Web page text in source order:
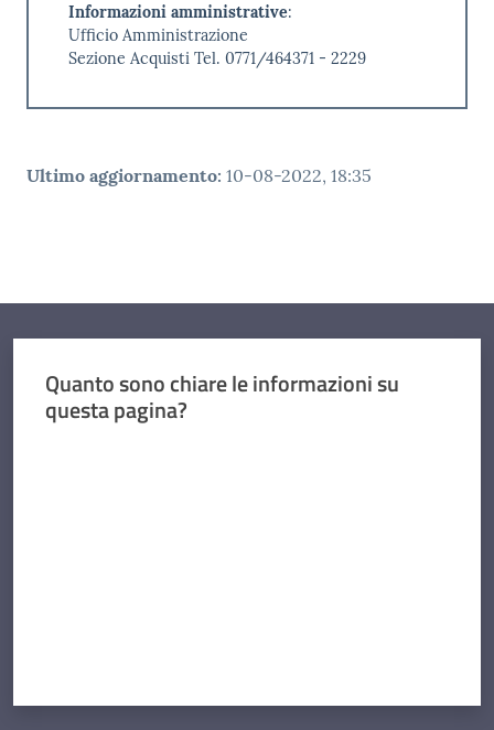
Informazioni amministrative:
Ufficio Amministrazione
Sezione Acquisti Tel. 0771/464371 - 2229
Ultimo aggiornamento: 10-08-2022, 18:35
Quanto sono chiare le informazioni su
questa pagina?